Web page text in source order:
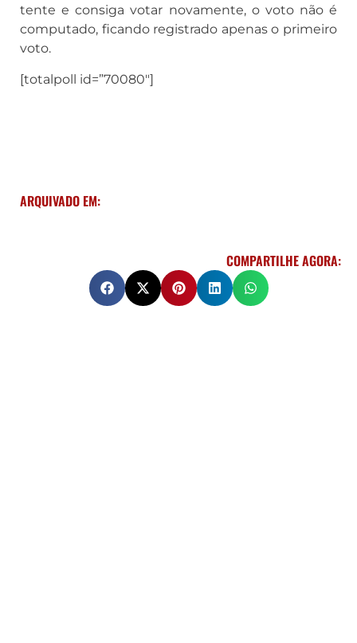
tente e consiga votar novamente, o voto não é
computado, ficando registrado apenas o primeiro
voto.
[totalpoll id=”70080″]
ARQUIVADO EM:
COMPARTILHE AGORA: